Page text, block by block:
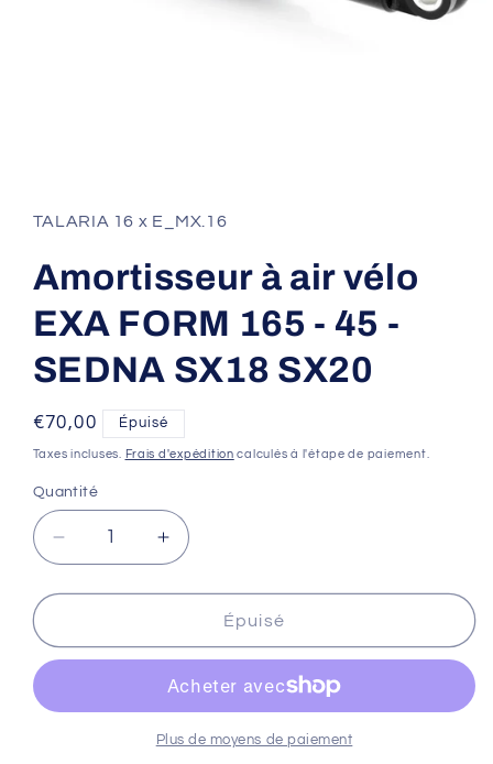
1
dans
fenêtre
modale
TALARIA 16 x E_MX.16
Amortisseur à air vélo
EXA FORM 165 - 45 -
SEDNA SX18 SX20
Prix
habituel
€70,00 Épuisé
Taxes incluses. Frais d'expédition calculés à l'étape de paiement.
Quantité
Réduire
la
quantité
Amortisseur
à
vélo
Augmenter
la
quantité
Amortisseur
air
vélo
EXA
Épuisé
Plus de moyens de paiement